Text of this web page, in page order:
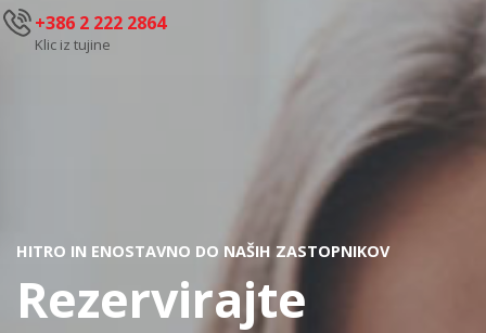
+386 2 222 2864
Klic iz tujine
HITRO IN ENOSTAVNO DO NAŠIH ZASTOPNIKOV
Rezervirajte